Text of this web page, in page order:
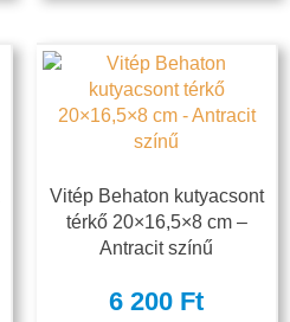
Vitép Behaton kutyacsont
térkő 20×16,5×8 cm –
Antracit színű
6 200 Ft